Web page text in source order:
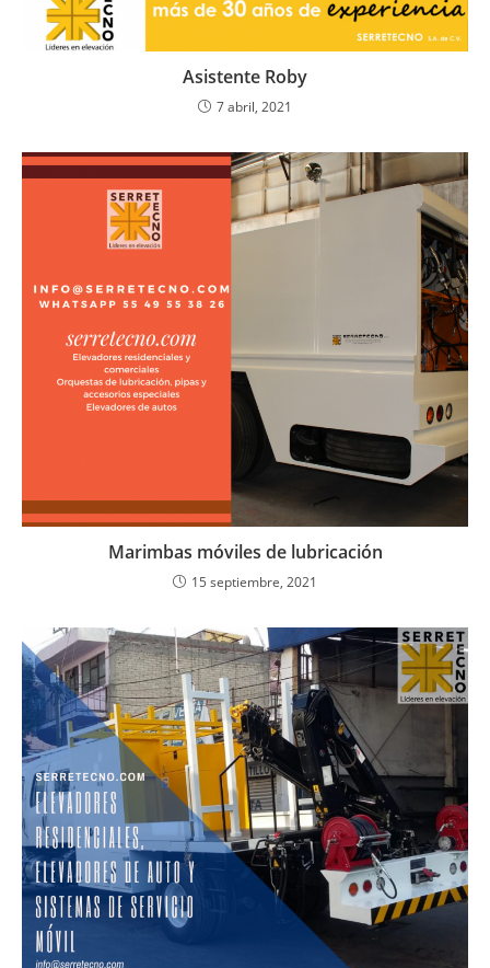
Asistente Roby
7 abril, 2021
Marimbas móviles de lubricación
15 septiembre, 2021